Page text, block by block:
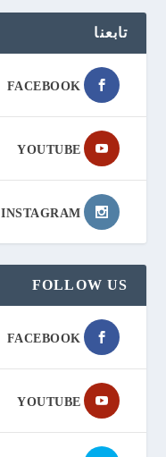
تابعنا
FACEBOOK
YOUTUBE
INSTAGRAM
FOLLOW US
FACEBOOK
YOUTUBE